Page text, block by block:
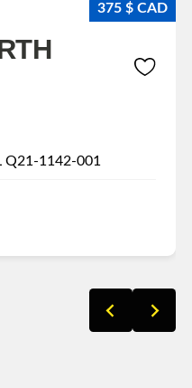
375 $ CAD
Q21-1142-001